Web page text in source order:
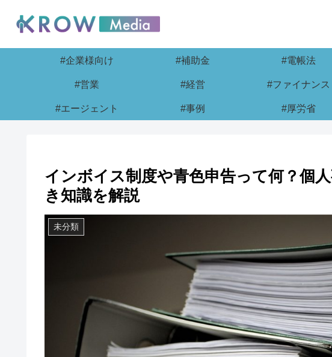
#企業様向け #補助金 #電帳法
#営業 #経営 #ファイナンス
#エージェント #事例 #厚労省
インボイス制度や青色申告って何？個
き知識を解説
未分類